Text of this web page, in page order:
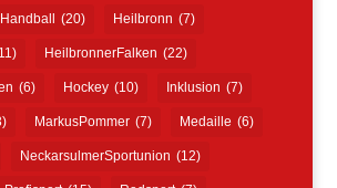
Handball (20) Heilbronn (7)
HeilbronnerFalken (22)
(6) Hockey (10) Inklusion (7)
MarkusPommer (7) Medaille (6)
NeckarsulmerSportunion (12)